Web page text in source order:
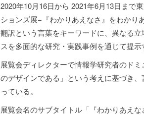
2020年10月16日から 2021年6月13日まで
ションズ展−『わかりあえなさ』をわかり
翻訳という言葉をキーワードに、異なる
スを多面的な研究・実践事例を通じて提示
展覧会ディレクターで情報学研究者のド
のデザインである」という考えに基づき
っている。
展覧会名のサブタイトル「『わかりあえ